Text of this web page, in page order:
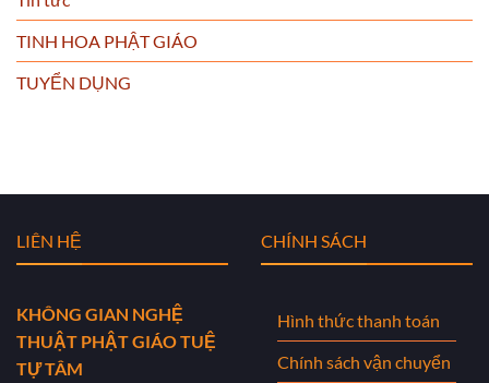
TINH HOA PHẬT GIÁO
TUYỂN DỤNG
LIÊN HỆ
KHÔNG GIAN NGHỆ
THUẬT PHẬT GIÁO TUỆ
TỰ TÂM
CHÍNH SÁCH
Hình thức thanh toán
Chính sách vận chuyển